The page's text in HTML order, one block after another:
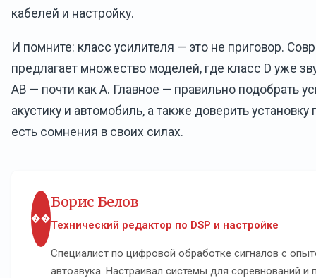
кабелей и настройку.
И помните: класс усилителя — это не приговор.
предлагает множество моделей, где класс D уже
AB — почти как A. Главное — правильно подобрать
акустику и автомобиль, а также доверить
есть сомнения в своих силах.
��
Борис Белов
Технический редактор по DSP и настройке
Специалист по цифровой обработке сигналов с
автозвука. Настраивал системы для соревнований и